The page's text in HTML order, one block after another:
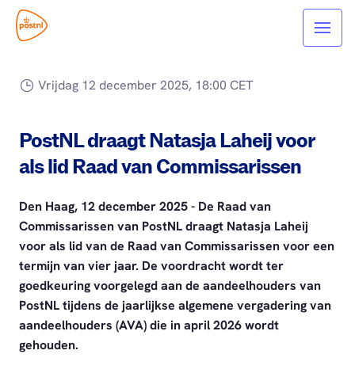
Vrijdag 12 december 2025, 18:00 CET
PostNL draagt Natasja Laheij voor
als lid Raad van Commissarissen
Den Haag, 12 december 2025 - De Raad van
Commissarissen van PostNL draagt Natasja Laheij
voor als lid van de Raad van Commissarissen voor een
termijn van vier jaar. De voordracht wordt ter
goedkeuring voorgelegd aan de aandeelhouders van
PostNL tijdens de jaarlijkse algemene vergadering van
aandeelhouders (AVA) die in april 2026 wordt
gehouden.